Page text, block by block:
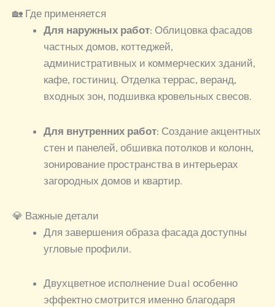
🏡 Где применяется
Для наружных работ: Облицовка фасадов
частных домов, коттеджей,
административных и коммерческих зданий,
кафе, гостиниц. Отделка террас, веранд,
входных зон, подшивка кровельных свесов.
Для внутренних работ: Создание акцентных
стен и панелей, обшивка потолков и колонн,
зонирование пространства в интерьерах
загородных домов и квартир.
💎 Важные детали
Для завершения образа фасада доступны
угловые профили.
Двухцветное исполнение Dual особенно
эффектно смотрится именно благодаря